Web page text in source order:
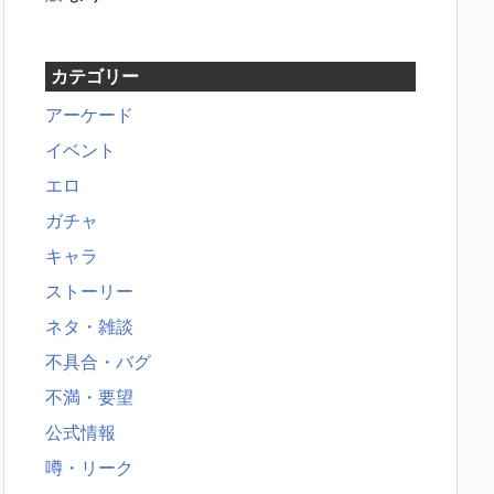
カテゴリー
アーケード
イベント
エロ
ガチャ
キャラ
ストーリー
ネタ・雑談
不具合・バグ
不満・要望
公式情報
噂・リーク